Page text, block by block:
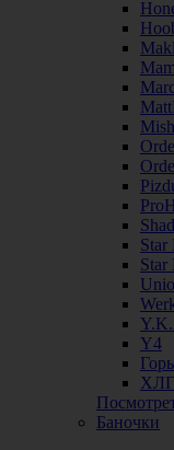
Star
Y4
Баночки